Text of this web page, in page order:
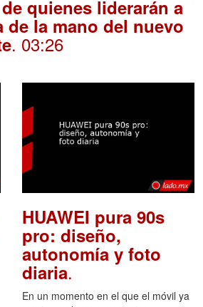
quienes liderarán a
de la mano del nuevo
. 03:26
HUAWEI pura 90s
pro: diseño,
autonomía y foto
diaria.
En un momento en el que el móvil ya